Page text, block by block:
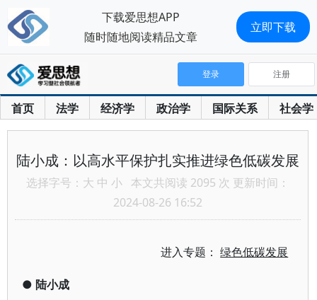
首页 法学 经济学 政治学 国际关系 社会学
登录 注册
陆小成：以高水平保护扎实推进绿色低碳发展
选择字号： 大 中 小 本文共阅读 2095 次 更新时间：
2024-08-26 16:52
进入专题：绿色低碳发展
● 陆小成
下载爱思想APP
随时随地阅读精品文章
立即下载